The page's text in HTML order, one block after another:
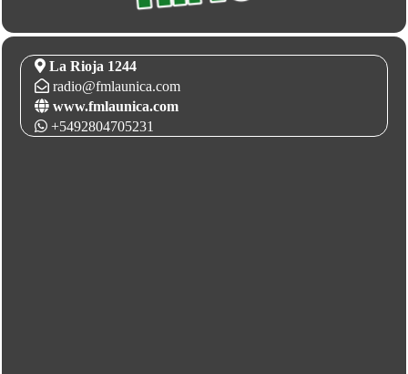
La Rioja 1244
radio@fmlaunica.com
www.fmlaunica.com
+5492804705231